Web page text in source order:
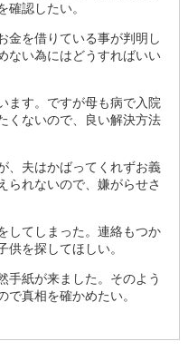
確認したい。
金を借りている事が判明し
ない為にはどうすればいい
ます。ですが母も病で入院
くないので、良い解決方法
、夫はかばってくれずお義
られないので、嫌がらせさ
してしまった。連絡もつか
を探してほしい。
手紙が来ました。そのよう
真相を確かめたい。